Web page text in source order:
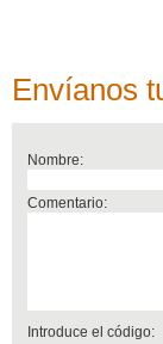
Envíanos
Nombre:
Comentario:
Introduce el código: